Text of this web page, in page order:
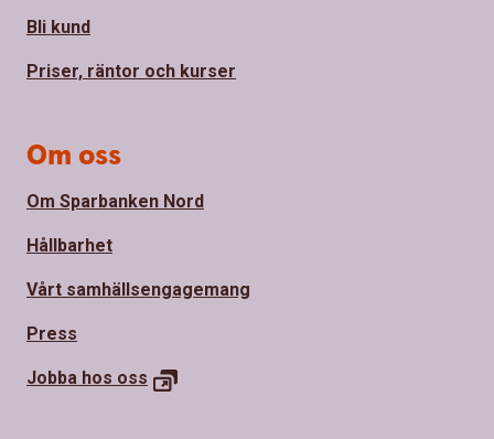
Bli kund
Priser, räntor och kurser
Om oss
Om Sparbanken Nord
Hållbarhet
Vårt samhällsengagemang
Press
Jobba hos oss